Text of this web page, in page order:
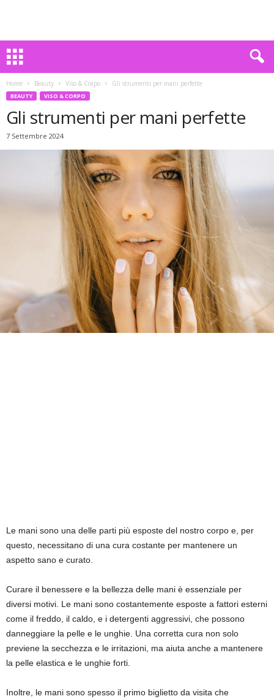
Home Beauty Viso & Corpo Gli strumenti per mani perfette
BEAUTY VISO & CORPO
Gli strumenti per mani perfette
7 Settembre 2024
Le mani sono una delle parti più esposte del nostro corpo e, per
questo, necessitano di una cura costante per mantenere un
aspetto sano e curato.
Curare il benessere e la bellezza delle mani è essenziale per
diversi motivi. Le mani sono costantemente esposte a fattori esterni
come il freddo, il caldo, e i detergenti aggressivi, che possono
danneggiare la pelle e le unghie. Una corretta cura non solo
previene la secchezza e le irritazioni, ma aiuta anche a mantenere
la pelle elastica e le unghie forti.
Inoltre, le mani sono spesso il primo biglietto da visita che